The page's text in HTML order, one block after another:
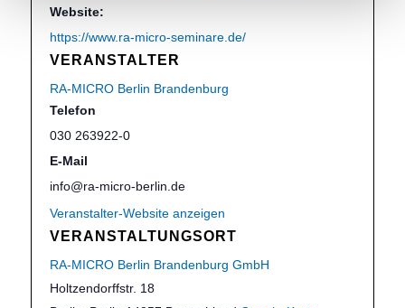
Website:
https://www.ra-micro-seminare.de/
VERANSTALTUNGSORT
RA-MICRO Berlin Brandenburg GmbH
Holtzendorffstr. 18
VERANSTALTER
RA-MICRO Berlin Brandenburg
Telefon
030 263922-0
E-Mail
info@ra-micro-berlin.de
Veranstalter-Website anzeigen